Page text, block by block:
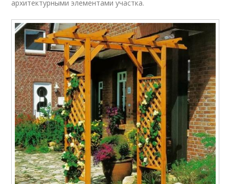
архитектурными элементами участка.